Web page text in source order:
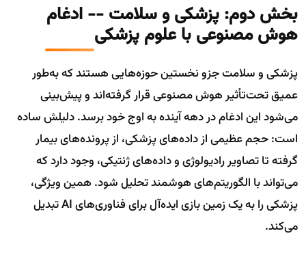
بخش دوم: پزشکی و سلامت -- ادغام
هوش مصنوعی با علوم پزشکی
پزشکی و سلامت جزو نخستین حوزه‌هایی هستند که به‌طور
عمیق تحت‌تأثیر هوش مصنوعی قرار گرفته‌اند و پیش‌بینی
می‌شود این ادغام در دهه آینده به اوج خود برسد. دلیلش ساده
است: حجم عظیمی از داده‌های پزشکی، از پرونده‌های بیمار
گرفته تا تصاویر رادیولوژی و داده‌های ژنتیکی، وجود دارد که
می‌تواند با الگوریتم‌های هوشمند تحلیل شود. همین ویژگی،
پزشکی را به یک زمین بازی ایده‌آل برای فناوری‌های AI تبدیل
می‌کند.